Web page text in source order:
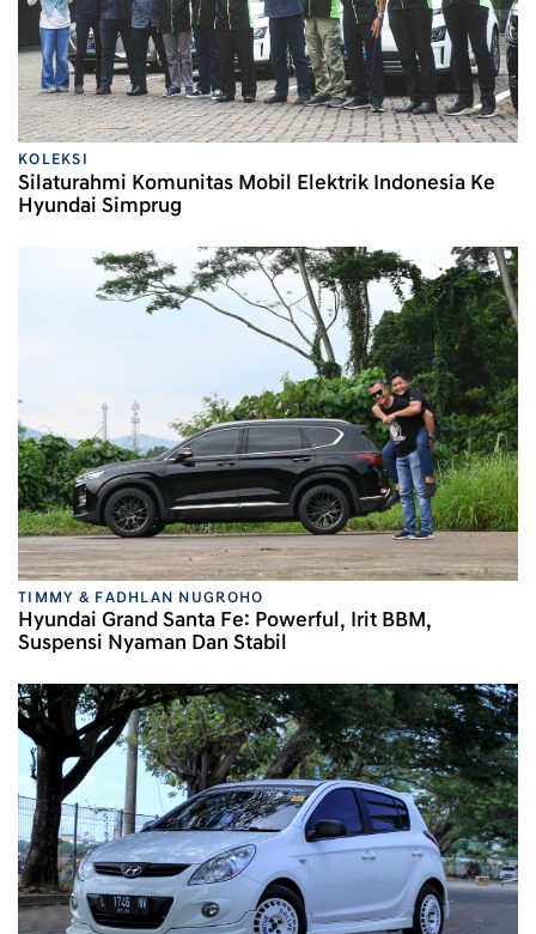
KOLEKSI
Silaturahmi Komunitas Mobil Elektrik Indonesia Ke
Hyundai Simprug
TIMMY & FADHLAN NUGROHO
Hyundai Grand Santa Fe: Powerful, Irit BBM,
Suspensi Nyaman Dan Stabil